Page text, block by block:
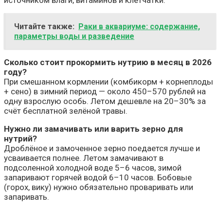
Читайте также: Раки в аквариуме: содержание,
параметры воды и разведение
Сколько стоит прокормить нутрию в месяц в 2026
году?
При смешанном кормлении (комбикорм + корнеплоды
+ сено) в зимний период — около 450–570 рублей на
одну взрослую особь. Летом дешевле на 20–30% за
счёт бесплатной зелёной травы.
Нужно ли замачивать или варить зерно для
нутрий?
Дроблёное и замоченное зерно поедается лучше и
усваивается полнее. Летом замачивают в
подсоленной холодной воде 5–6 часов, зимой
запаривают горячей водой 6–10 часов. Бобовые
(горох, вику) нужно обязательно проваривать или
запаривать.